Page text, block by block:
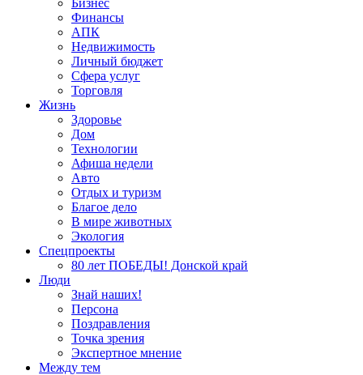
Бизнес
Финансы
АПК
Недвижимость
Личный бюджет
Сфера услуг
Торговля
Жизнь
Здоровье
Дом
Технологии
Афиша недели
Авто
Отдых и туризм
Благое дело
В мире животных
Экология
Спецпроекты
80 лет ПОБЕДЫ! Донской край
Люди
Знай наших!
Персона
Поздравления
Точка зрения
Экспертное мнение
Между тем